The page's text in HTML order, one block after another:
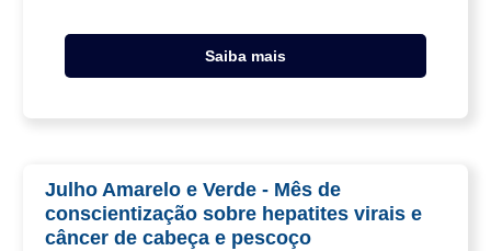
Saiba mais
Julho Amarelo e Verde - Mês de
conscientização sobre hepatites virais e
câncer de cabeça e pescoço